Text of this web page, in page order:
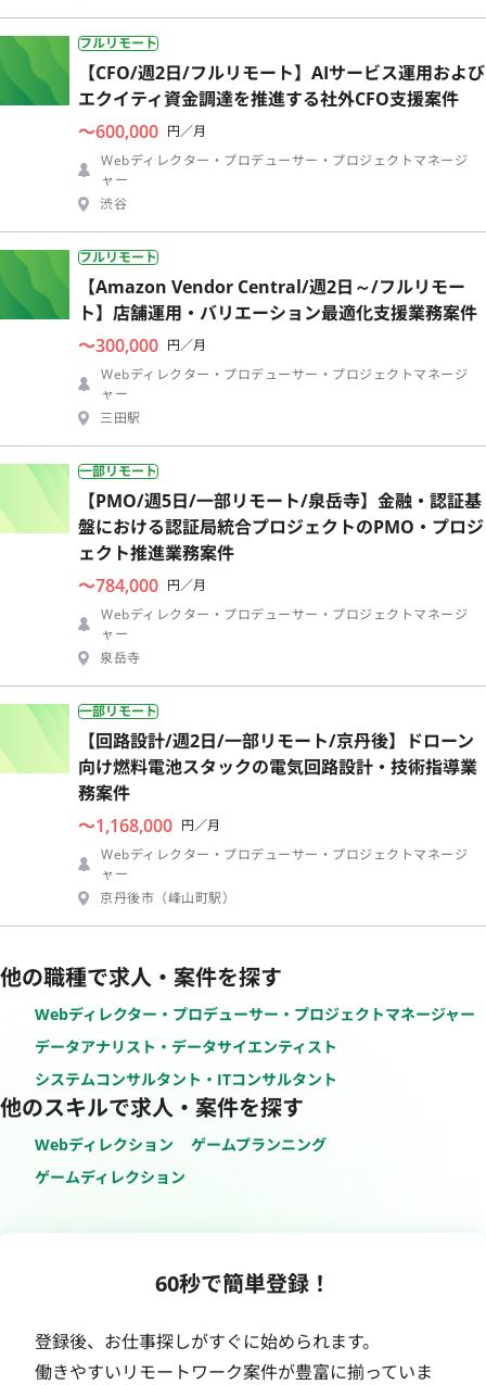
フルリモート
【CFO/週2日/フルリモート】AIサービス運用および
エクイティ資金調達を推進する社外CFO支援案件
〜600,000 円／月
Webディレクター・プロデューサー・プロジェクトマネージ
ャー
渋谷
フルリモート
【Amazon Vendor Central/週2日～/フルリモー
ト】店舗運用・バリエーション最適化支援業務案件
〜300,000 円／月
Webディレクター・プロデューサー・プロジェクトマネージ
ャー
三田駅
一部リモート
【PMO/週5日/一部リモート/泉岳寺】金融・認証基
盤における認証局統合プロジェクトのPMO・プロジ
ェクト推進業務案件
〜784,000 円／月
Webディレクター・プロデューサー・プロジェクトマネージ
ャー
泉岳寺
一部リモート
【回路設計/週2日/一部リモート/京丹後】ドローン
向け燃料電池スタックの電気回路設計・技術指導業
務案件
〜1,168,000 円／月
Webディレクター・プロデューサー・プロジェクトマネージ
ャー
京丹後市（峰山町駅）
他の職種で求人・案件を探す
Webディレクター・プロデューサー・プロジェクトマネージャー
データアナリスト・データサイエンティスト
システムコンサルタント・ITコンサルタント
他のスキルで求人・案件を探す
Webディレクション
ゲームプランニング
ゲームディレクション
60秒で簡単登録！
登録後、お仕事探しがすぐに始められます。
働きやすいリモートワーク案件が豊富に揃っていま